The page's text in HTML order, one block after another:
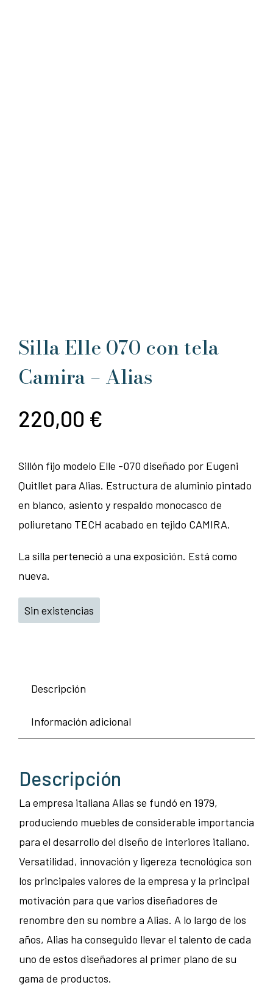
Silla Elle 070 con tela
Camira – Alias
220,00 €
Sillón fijo modelo Elle -070 diseñado por Eugeni
Quitllet para Alias. Estructura de aluminio pintado
en blanco, asiento y respaldo monocasco de
poliuretano TECH acabado en tejido CAMIRA.
La silla perteneció a una exposición. Está como
nueva.
Sin existencias
Descripción
Información adicional
Descripción
La empresa italiana Alias se fundó en 1979,
produciendo muebles de considerable importancia
para el desarrollo del diseño de interiores italiano.
Versatilidad, innovación y ligereza tecnológica son
los principales valores de la empresa y la principal
motivación para que varios diseñadores de
renombre den su nombre a Alias. A lo largo de los
años, Alias ha conseguido llevar el talento de cada
uno de estos diseñadores al primer plano de su
gama de productos.